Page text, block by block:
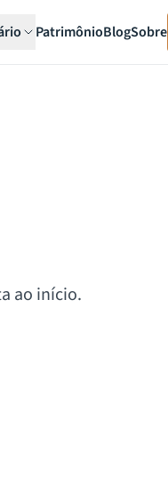
PatrimônioBlogSobre
ao início.